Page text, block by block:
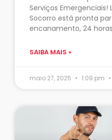
Serviços Emergenciais!
Socorro está pronta
encanamento, 24
SAIBA MAIS »
maio 27, 2025 1:09 pm